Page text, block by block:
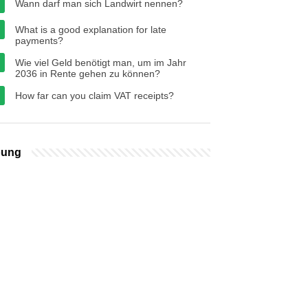
Wann darf man sich Landwirt nennen?
What is a good explanation for late
payments?
Wie viel Geld benötigt man, um im Jahr
2036 in Rente gehen zu können?
How far can you claim VAT receipts?